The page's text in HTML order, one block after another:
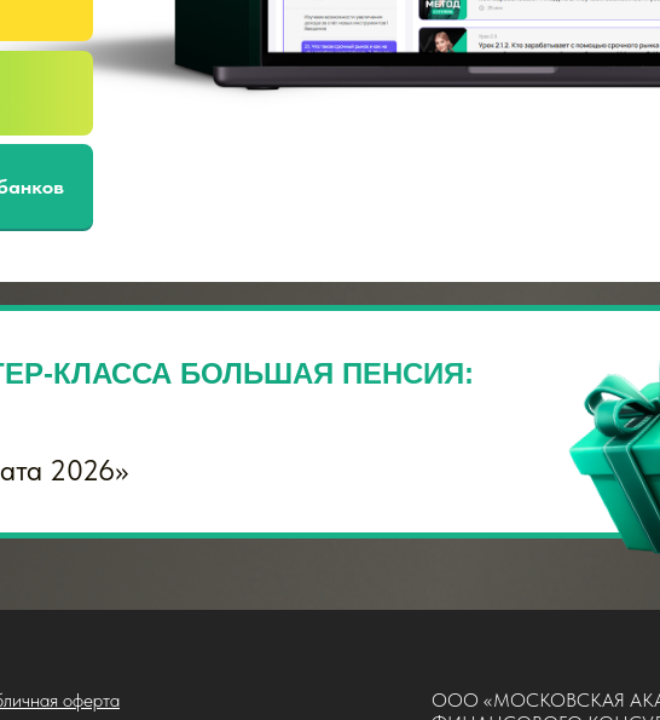
КЛАССА БОЛЬШАЯ ПЕНСИЯ:
2026»
оферта
OOO «МОСКОВСКАЯ